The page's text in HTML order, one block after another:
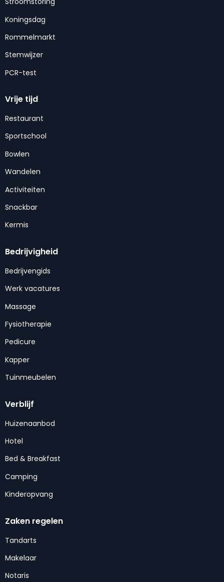
Koningsdag
Rommelmarkt
Stemwijzer
PCR-test
Vrije tijd
Restaurant
Sportschool
Bowlen
Wandelen
Activiteiten
Snackbar
Kermis
Bedrijvigheid
Bedrijvengids
Werk vacatures
Massage
Fysiotherapie
Pedicure
Kapper
Tuinmeubelen
Verblijf
Huizenaanbod
Hotel
Bed & Breakfast
Camping
Kinderopvang
Zaken regelen
Tandarts
Makelaar
Notaris